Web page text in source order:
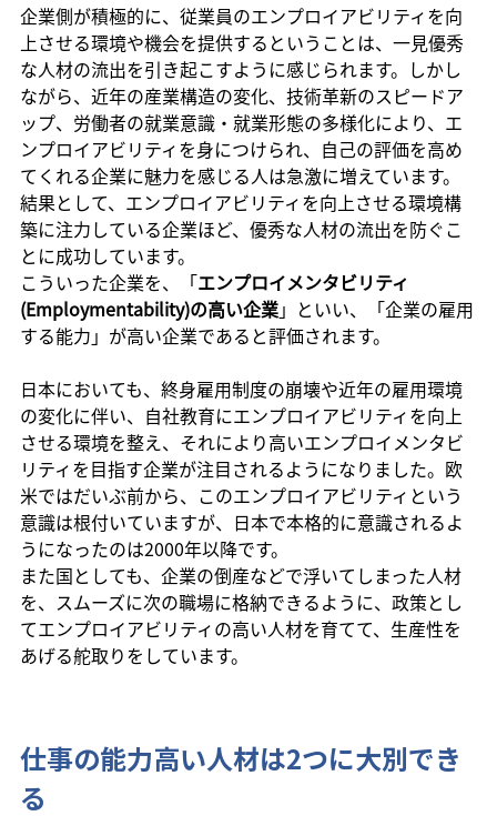
企業側が積極的に、従業員のエンプロイアビリティを向
上させる環境や機会を提供するということは、一見優秀
な人材の流出を引き起こすように感じられます。しかし
ながら、近年の産業構造の変化、技術革新のスピードア
ップ、労働者の就業意識・就業形態の多様化により、エ
ンプロイアビリティを身につけられ、自己の評価を高め
てくれる企業に魅力を感じる人は急激に増えています。
結果として、エンプロイアビリティを向上させる環境構
築に注力している企業ほど、優秀な人材の流出を防ぐこ
とに成功しています。
こういった企業を、「エンプロイメンタビリティ
(Employmentability)の高い企業」といい、「企業の雇用
する能力」が高い企業であると評価されます。
日本においても、終身雇用制度の崩壊や近年の雇用環境
の変化に伴い、自社教育にエンプロイアビリティを向上
させる環境を整え、それにより高いエンプロイメンタビ
リティを目指す企業が注目されるようになりました。欧
米ではだいぶ前から、このエンプロイアビリティという
意識は根付いていますが、日本で本格的に意識されるよ
うになったのは2000年以降です。
また国としても、企業の倒産などで浮いてしまった人材
を、スムーズに次の職場に格納できるように、政策とし
てエンプロイアビリティの高い人材を育てて、生産性を
あげる舵取りをしています。
仕事の能力高い人材は2つに大別でき
る